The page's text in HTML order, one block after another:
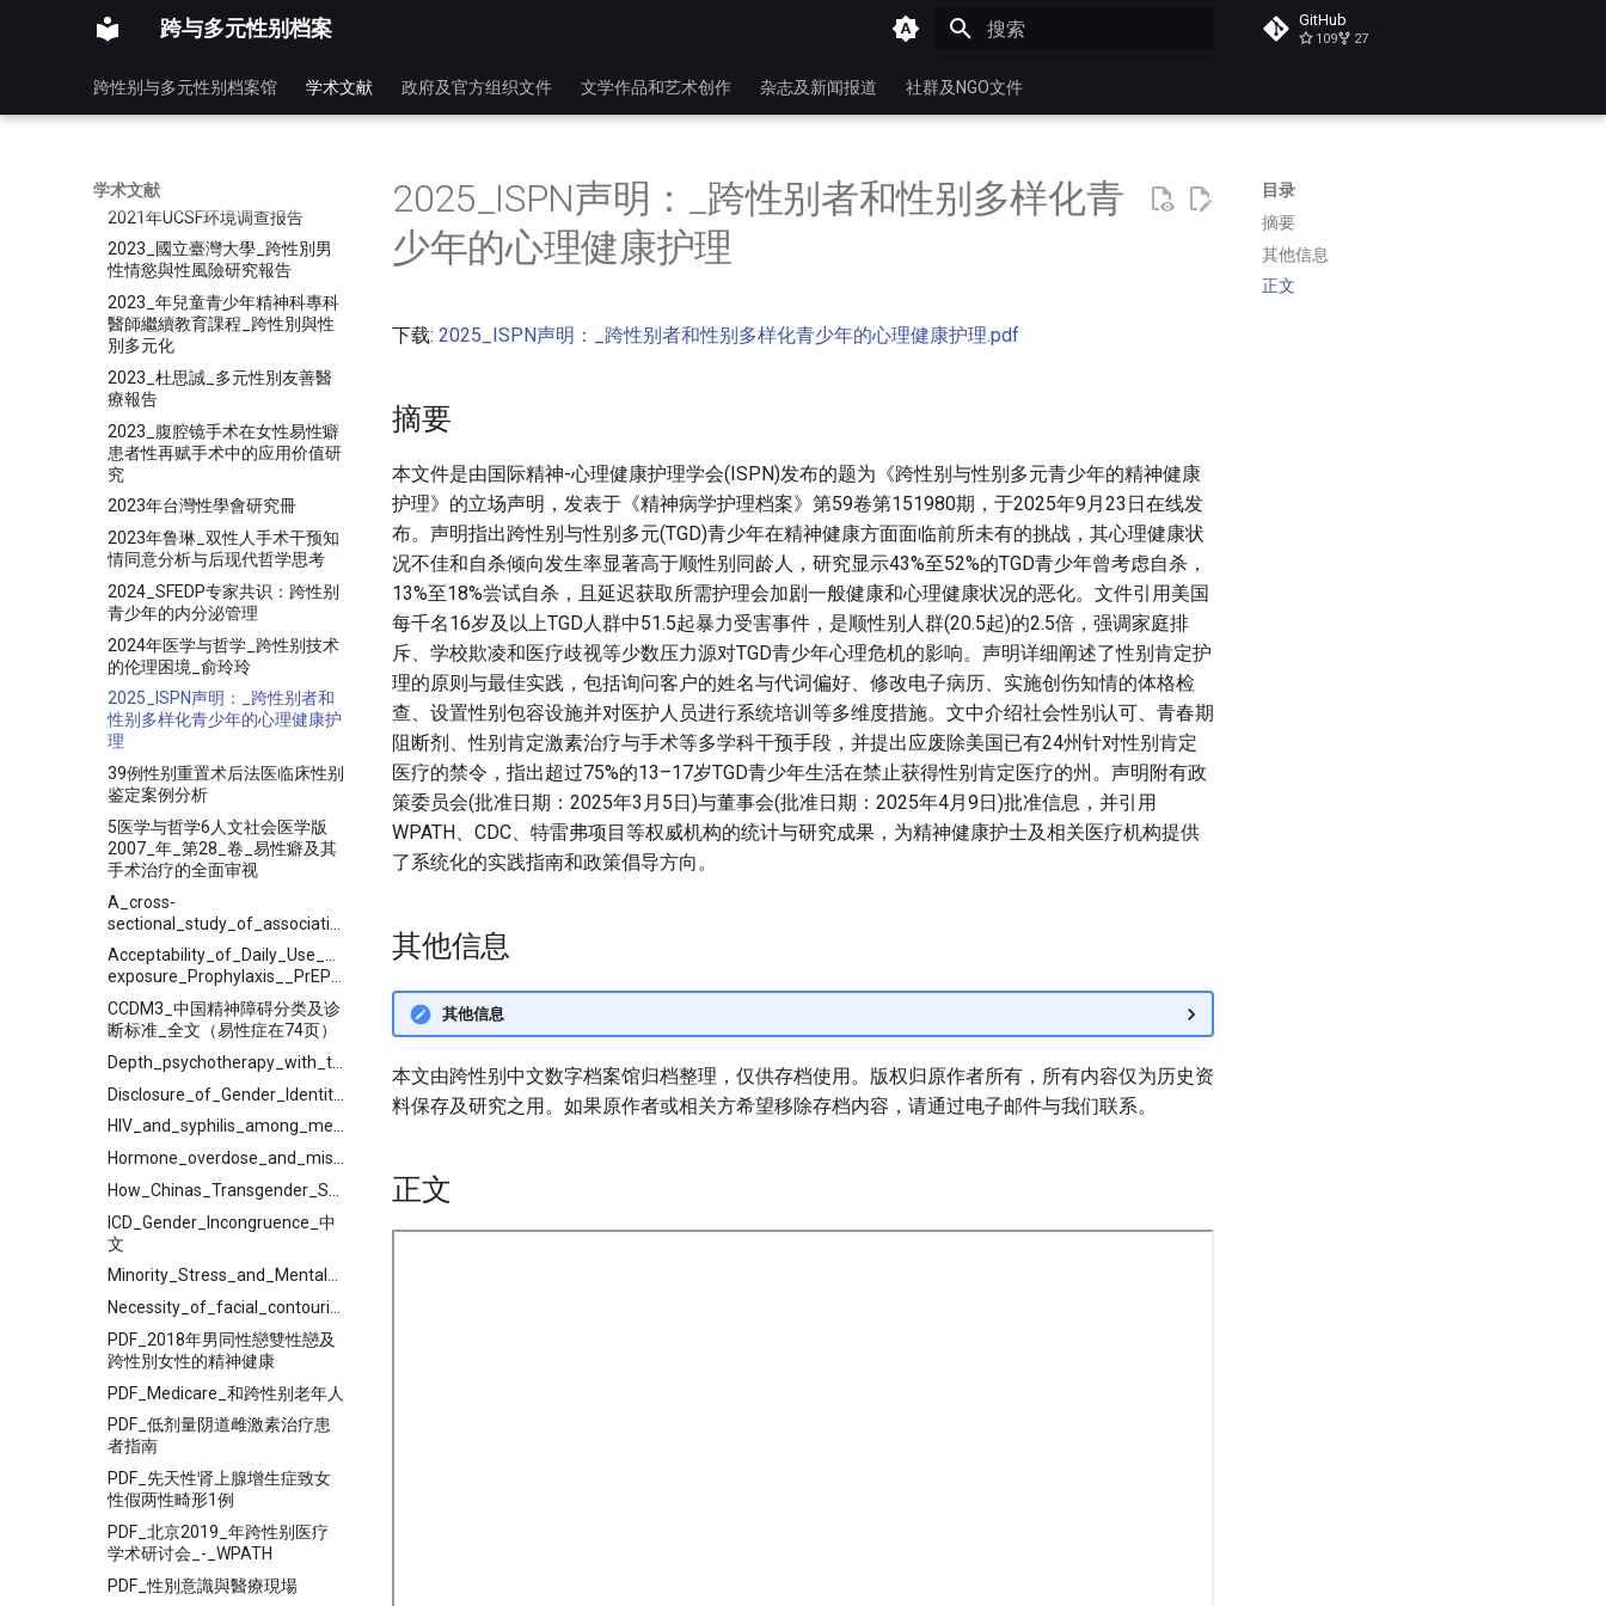
跨与多元性别档案 GitHub
109 27
跨性别与多元性别档案馆 学术文献 政府及官方组织文件 文学作品和艺术创作 杂志及新闻报道 社群及NGO文件
学术文献
2016_蔡泳研究组_中国跨性别
2018年愛滋病預防項目調查報
管理
2021年UCSF环境调查报告
2023_國立臺灣大學_跨性別男
性情慾與性風險研究報告
2023_年兒童青少年精神科專科
醫師繼續教育課程_跨性別與性
別多元化
2023_杜思誠_多元性別友善醫
療報告
2023_腹腔镜手术在女性易性癖
患者性再赋手术中的应用价值研
究
2023年台灣性學會研究冊
2023年鲁琳_双性人手术干预知
情同意分析与后现代哲学思考
2024_SFEDP专家共识：跨性别
青少年的内分泌管理
2024年医学与哲学_跨性别技术
的伦理困境_俞玲玲
2025_ISPN声明：_跨性别者和
性别多样化青少年的心理健康护
理
39例性别重置术后法医临床性别
鉴定案例分析
5医学与哲学6人文社会医学版
2007_年_第28_卷_易性癖及其
手术治疗的全面审视
A_cross-
Acceptability_of_Daily_Use_of_Free_Oral_Pre-
exposure_Prophylaxis__PrEP__Among_Transgender_Women_Sex_Workers_in_Shenyang,_China
CCDM3_中国精神障碍分类及诊
断标准_全文（易性症在74页）
HIV_and_syphilis_among_men_who_have_sex_with_men_and_transgender_individuals_in_China
ICD_Gender_Incongruence_中
文
Minority_Stress_and_Mental_Health_among_Transgender_Persons
PDF_2018年男同性戀雙性戀及
跨性別女性的精神健康
PDF_Medicare_和跨性别老年人
PDF_低剂量阴道雌激素治疗患
者指南
PDF_先天性肾上腺增生症致女
性假两性畸形1例
PDF_北京2019_年跨性别医疗
学术研讨会_-_WPATH
PDF_性別意識與醫療現場
目录
摘要
其他信息
正文
2025_ISPN声明：_跨性别者和性别多样化青
少年的心理健康护理
下载: 2025_ISPN声明：_跨性别者和性别多样化青少年的心理健康护理.pdf
摘要
本文件是由国际精神-心理健康护理学会(ISPN)发布的题为《跨性别与性别多元青少年的精神健康
护理》的立场声明，发表于《精神病学护理档案》第59卷第151980期，于2025年9月23日在线发
布。声明指出跨性别与性别多元(TGD)青少年在精神健康方面面临前所未有的挑战，其心理健康状
况不佳和自杀倾向发生率显著高于顺性别同龄人，研究显示43%至52%的TGD青少年曾考虑自杀，
13%至18%尝试自杀，且延迟获取所需护理会加剧一般健康和心理健康状况的恶化。文件引用美国
每千名16岁及以上TGD人群中51.5起暴力受害事件，是顺性别人群(20.5起)的2.5倍，强调家庭排
斥、学校欺凌和医疗歧视等少数压力源对TGD青少年心理危机的影响。声明详细阐述了性别肯定护
理的原则与最佳实践，包括询问客户的姓名与代词偏好、修改电子病历、实施创伤知情的体格检
查、设置性别包容设施并对医护人员进行系统培训等多维度措施。文中介绍社会性别认可、青春期
阻断剂、性别肯定激素治疗与手术等多学科干预手段，并提出应废除美国已有24州针对性别肯定
医疗的禁令，指出超过75%的13–17岁TGD青少年生活在禁止获得性别肯定医疗的州。声明附有政
策委员会(批准日期：2025年3月5日)与董事会(批准日期：2025年4月9日)批准信息，并引用
WPATH、CDC、特雷弗项目等权威机构的统计与研究成果，为精神健康护士及相关医疗机构提供
了系统化的实践指南和政策倡导方向。
其他信息
其他信息
本文由跨性别中文数字档案馆归档整理，仅供存档使用。版权归原作者所有，所有内容仅为历史资
料保存及研究之用。如果原作者或相关方希望移除存档内容，请通过电子邮件与我们联系。
正文